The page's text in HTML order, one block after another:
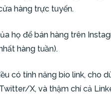
hàng trực tuyến.
họ để bán hàng trên
hàng tuần).
có tính năng bio link,
X, và thậm chí cả